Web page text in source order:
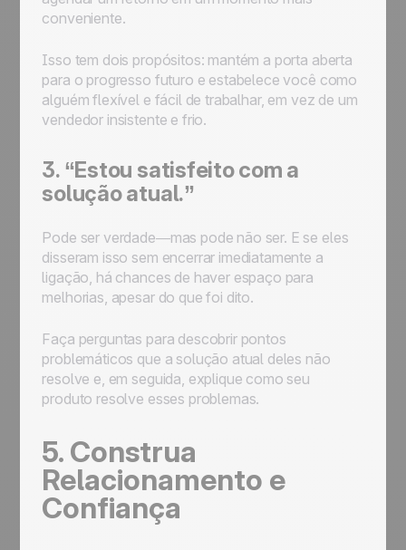
conveniente.
Isso tem dois propósitos: mantém a porta aberta
para o progresso futuro e estabelece você como
alguém flexível e fácil de trabalhar, em vez de um
vendedor insistente e frio.
3. “Estou satisfeito com a
solução atual.”
Pode ser verdade—mas pode não ser. E se eles
disseram isso sem encerrar imediatamente a
ligação, há chances de haver espaço para
melhorias, apesar do que foi dito.
Faça perguntas para descobrir pontos
problemáticos que a solução atual deles não
resolve e, em seguida, explique como seu
produto resolve esses problemas.
5. Construa
Relacionamento e
Confiança